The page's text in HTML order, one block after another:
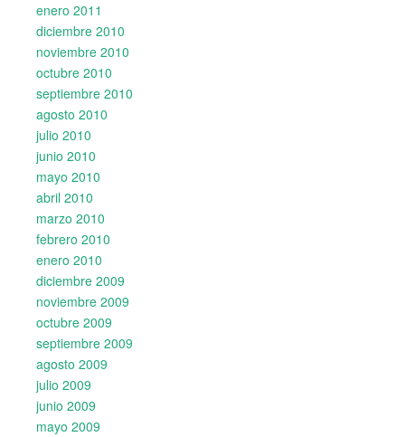
enero 2011
diciembre 2010
noviembre 2010
octubre 2010
septiembre 2010
agosto 2010
julio 2010
junio 2010
mayo 2010
abril 2010
marzo 2010
febrero 2010
enero 2010
diciembre 2009
noviembre 2009
octubre 2009
septiembre 2009
agosto 2009
julio 2009
junio 2009
mayo 2009